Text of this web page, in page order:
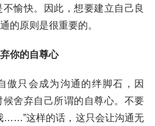
愉快。因此，想要建立自己良
的原则是很重要的。
你的自尊心
只会成为沟通的绊脚石，因
舍弃自己所谓的自尊心。不要
……”这样的话，这只会让沟通无